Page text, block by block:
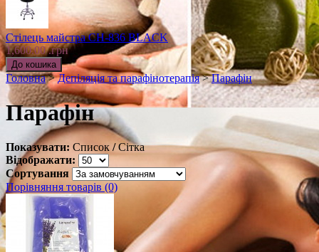
Стілець майстра CH-836 BLACK
1,600.00 .грн
Головна>Депіляція та парафінотерапія>Парафін
Парафін
Показувати: Список / Сітка
Відображати:
Сортування
Порівняння товарів (0)